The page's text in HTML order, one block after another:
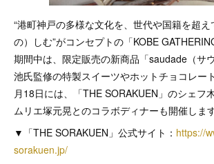
“港町神戸の多様な文化を、世代や国籍を超
の）しむ”がコンセプトの「KOBE
期間中は、限定販売の新商品「saudade（サ
池氏監修の特製スイーツやホットチョコレー
月18日には、「THE SORAKUEN」のシェフ
ムリエ塚元晃とのコラボディナーも開催します
▼「THE SORAKUEN」公式サイト： https://
sorakuen.jp/